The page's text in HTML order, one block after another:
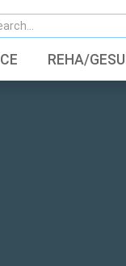
REHA/